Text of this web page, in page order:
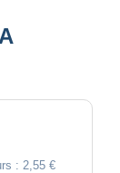
: 2,55 €